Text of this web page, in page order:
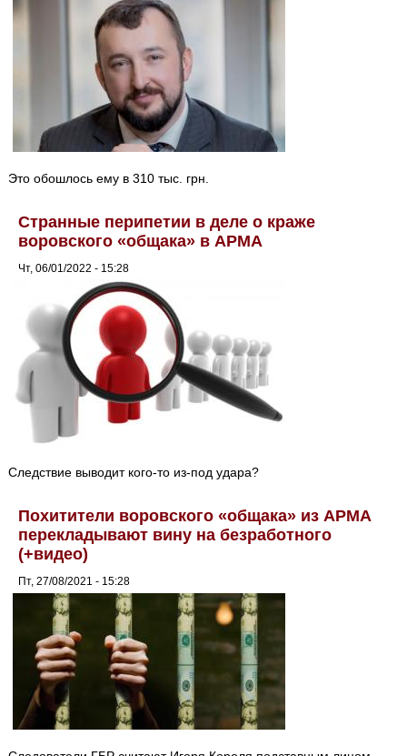
Это обошлось ему в 310 тыс. грн.
Странные перипетии в деле о краже
воровского «общака» в АРМА
Чт, 06/01/2022 - 15:28
Следствие выводит кого-то из-под удара?
Похитители воровского «общака» из АРМА
перекладывают вину на безработного
(+видео)
Пт, 27/08/2021 - 15:28